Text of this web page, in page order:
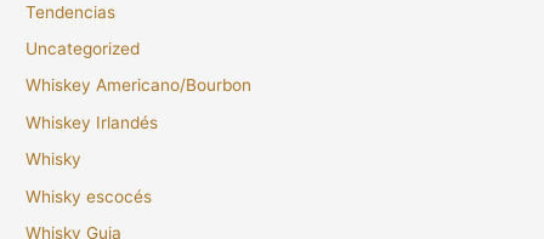
Tendencias
Uncategorized
Whiskey Americano/Bourbon
Whiskey Irlandés
Whisky
Whisky escocés
Whisky Guia